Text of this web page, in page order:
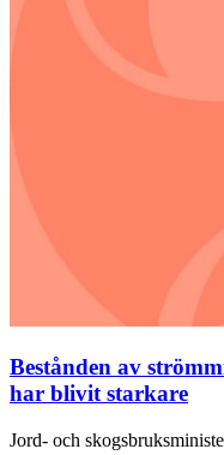
Bestånden av
har blivit starkare
Jord- och